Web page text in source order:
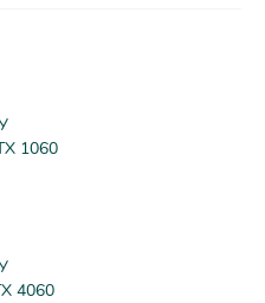
1060
4060